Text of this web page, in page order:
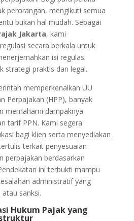
perorangan, mengikuti semua
bukan hal mudah. Sebagai
Jakarta, kami
secara berkala untuk
isi regulasi
strategi praktis dan legal.
memperkenalkan UU
Perpajakan (HPP), banyak
memahami dampaknya
tarif PPN. Kami segera
bagi klien serta menyediakan
terkait penyesuaian
perpajakan berdasarkan
ini terbukti mampu
administratif yang
sanksi.
Hukum Pajak yang